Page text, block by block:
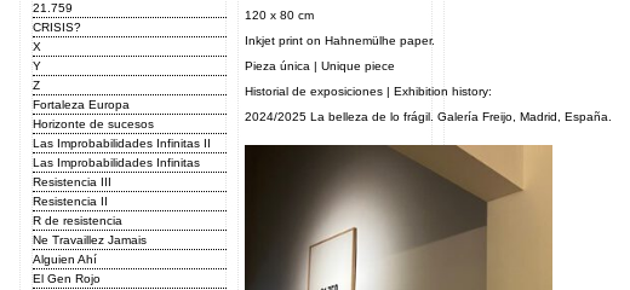
21.759
CRISIS?
X
Y
Z
Fortaleza Europa
Horizonte de sucesos
Las Improbabilidades Infinitas II
Las Improbabilidades Infinitas
Resistencia III
Resistencia II
R de resistencia
Ne Travaillez Jamais
Alguien Ahí
El Gen Rojo
120 x 80 cm
Inkjet print on Hahnemülhe paper.
Pieza única | Unique piece
Historial de exposiciones | Exhibition history:
2024/2025 La belleza de lo frágil. Galería Freijo, Madrid, España.